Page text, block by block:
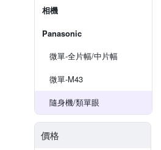
相機
Panasonic
微單-全片幅/中片幅
微單-M43
隨身機/類單眼
價格